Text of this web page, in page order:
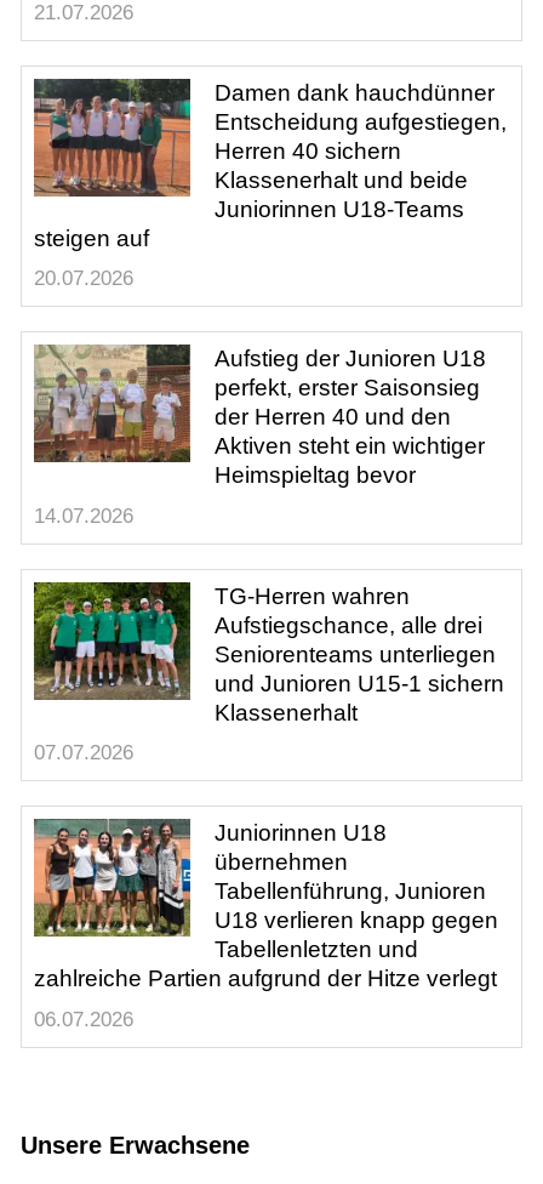
21.07.2026
Damen dank hauchdünner
Entscheidung aufgestiegen,
Herren 40 sichern
Klassenerhalt und beide
Juniorinnen U18-Teams
steigen auf
20.07.2026
Aufstieg der Junioren U18
perfekt, erster Saisonsieg
der Herren 40 und den
Aktiven steht ein wichtiger
Heimspieltag bevor
14.07.2026
TG-Herren wahren
Aufstiegschance, alle drei
Seniorenteams unterliegen
und Junioren U15-1 sichern
Klassenerhalt
07.07.2026
Juniorinnen U18
übernehmen
Tabellenführung, Junioren
U18 verlieren knapp gegen
Tabellenletzten und
zahlreiche Partien aufgrund der Hitze verlegt
06.07.2026
Unsere Erwachsene